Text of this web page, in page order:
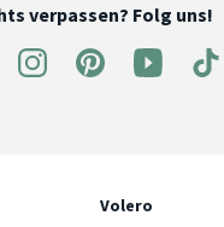
verpassen? Folg uns!
Volero